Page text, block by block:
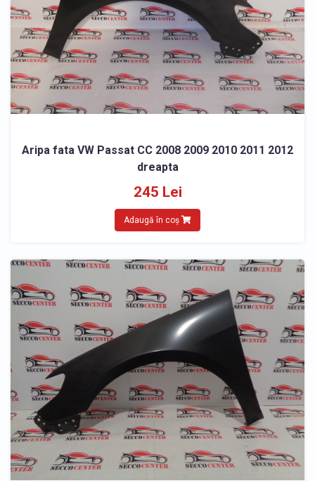
Aripa fata VW Passat CC 2008 2009 2010 2011 2012
dreapta
245 Lei
Adaugă în coș